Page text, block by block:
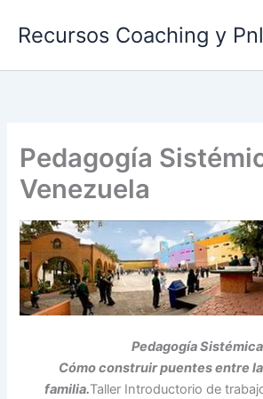
Recursos Coaching y Pnl
Pedagogía
Venezuela
Pedagogía
Cómo construir puentes entre
familia.Taller Introductorio de